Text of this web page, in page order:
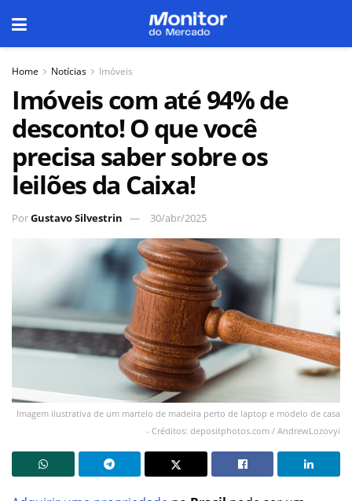
Home Notícias Imóveis
Imóveis com até 94% de
desconto! O que você
precisa saber sobre os
leilões da Caixa!
PorGustavo Silvestrin 30/abr/2025
Imagem ilustrativa de um martelo de madeira perto de laptop e modelo de casa
- Créditos: depositphotos.com / AndrewLozovyi